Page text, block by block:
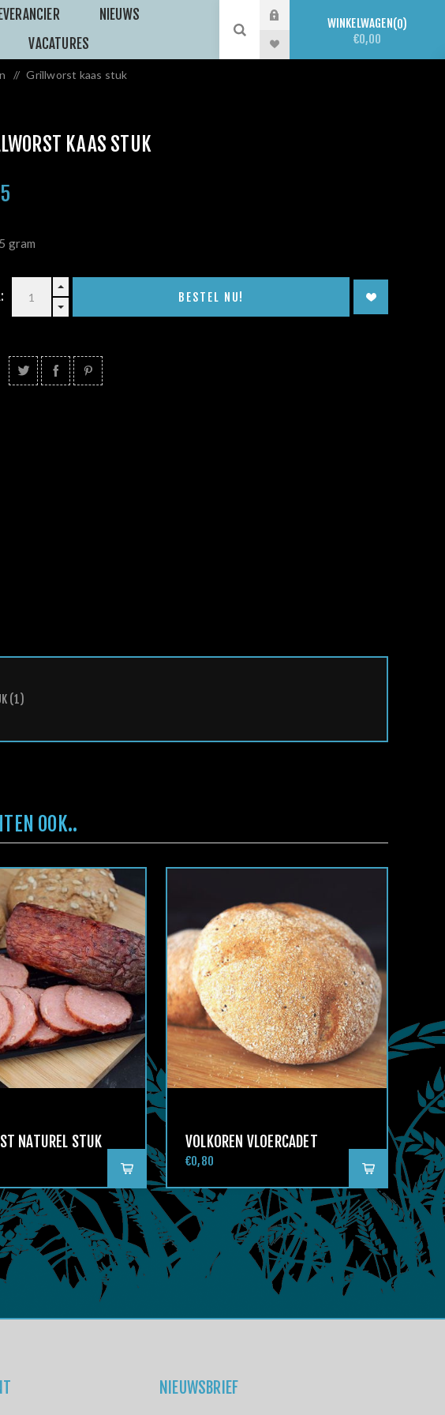
NIEUWS
VACATURES
WINKELWAGEN 0
€0,00
/ Grillworst kaas stuk
KAAS STUK
gram
(1)
OOK..
NATUREL STUK VOLKOREN VLOERCADET
€0,80
NIEUWSBRIEF